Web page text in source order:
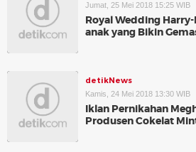
Jumat, 25 Mei 2018 15:25 WIB
Royal Wedding
anak yang Bikin
detikNews
Kamis, 24 Mei 2018 13:30 WIB
Iklan Pernikahan
Produsen Cokelat